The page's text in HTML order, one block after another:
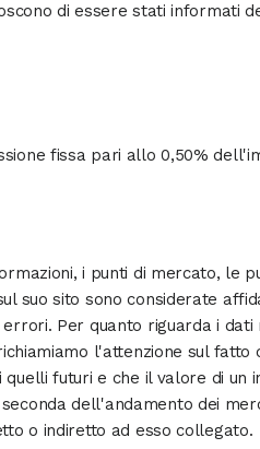
di essere stati informati
fissa pari allo 0,50%
i punti di mercato, le
suo sito sono considerate
Per quanto riguarda i dati
l'attenzione sul fatto
quelli futuri e che il valore di un
dell'andamento dei
o indiretto ad esso collegato.